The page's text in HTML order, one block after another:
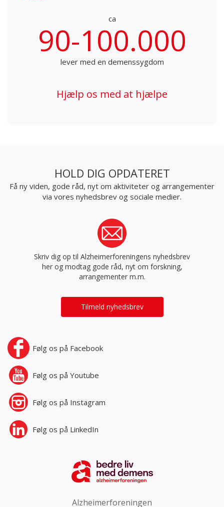
ca
90-100.000
lever med en demenssygdom
Hjælp os med at hjælpe
HOLD DIG OPDATERET
Få ny viden, gode råd, nyt om aktiviteter og arrangementer
via vores nyhedsbrev og sociale medier.
Skriv dig op til Alzheimerforeningens nyhedsbrev
her og modtag gode råd, nyt om forskning,
arrangementer m.m.
Tilmeld nyhedsbrev
Følg os på Facebook
Følg os på Youtube
Følg os på Instagram
Følg os på LinkedIn
Alzheimerforeningen